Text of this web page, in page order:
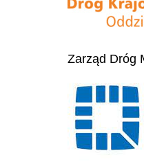
Zarząd Dróg